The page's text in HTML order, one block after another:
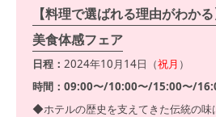
【料理で選ばれる理由がわか
美食体感フェア
日程： 2024年10月14日（祝月 ）
時間：09:00〜/10:00〜/15:00〜/
◆ホテルの歴史を支えてきた伝統の味